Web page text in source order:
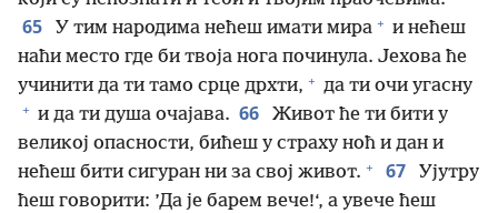
65 У тим народима нећеш имати мира + и нећеш
наћи место где би твоја нога починула. Јехова ће
учинити да ти тамо срце дрхти, + да ти очи угасну
+ и да ти душа очајава. 66
Живот ће ти бити у
великој опасности, бићеш у страху ноћ и дан и
нећеш бити сигуран ни за свој живот. + 67
Ујутру
ћеш говорити: ’Да је барем вече!‘, а увече ћеш